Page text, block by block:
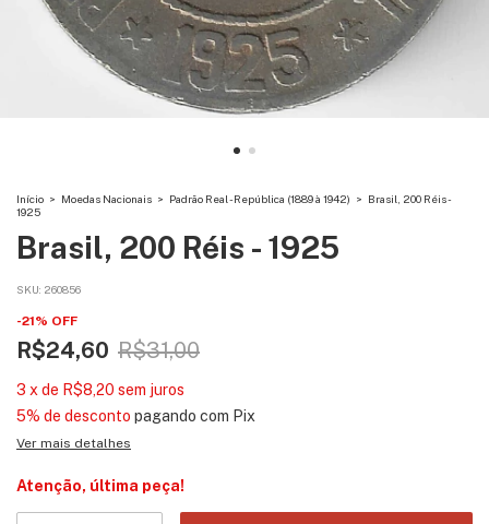
Início > Moedas Nacionais > Padrão Real - República (1889 à 1942) > Brasil, 200 Réis -
1925
Brasil, 200 Réis - 1925
SKU: 260856
-21% OFF
R$24,60 R$31,00
3 x de R$8,20 sem juros
5% de desconto pagando com Pix
Ver mais detalhes
Atenção, última peça!